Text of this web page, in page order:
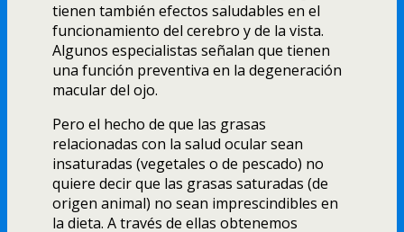
tienen también efectos saludables en el
funcionamiento del cerebro y de la vista.
Algunos especialistas señalan que tienen
una función preventiva en la degeneración
macular del ojo.
Pero el hecho de que las grasas
relacionadas con la salud ocular sean
insaturadas (vegetales o de pescado) no
quiere decir que las grasas saturadas (de
origen animal) no sean imprescindibles en
la dieta. A través de ellas obtenemos